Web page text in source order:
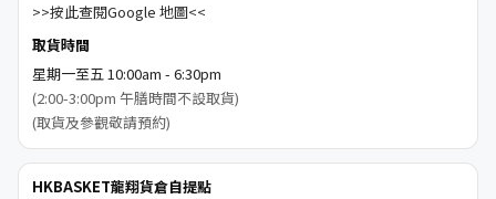
>>按此查閱Google 地圖<<
取貨時間
星期一至五 10:00am - 6:30pm
(2:00-3:00pm 午膳時間不設取貨)
(取貨及參觀敬請預約)
HKBASKET龍翔貨倉自提點